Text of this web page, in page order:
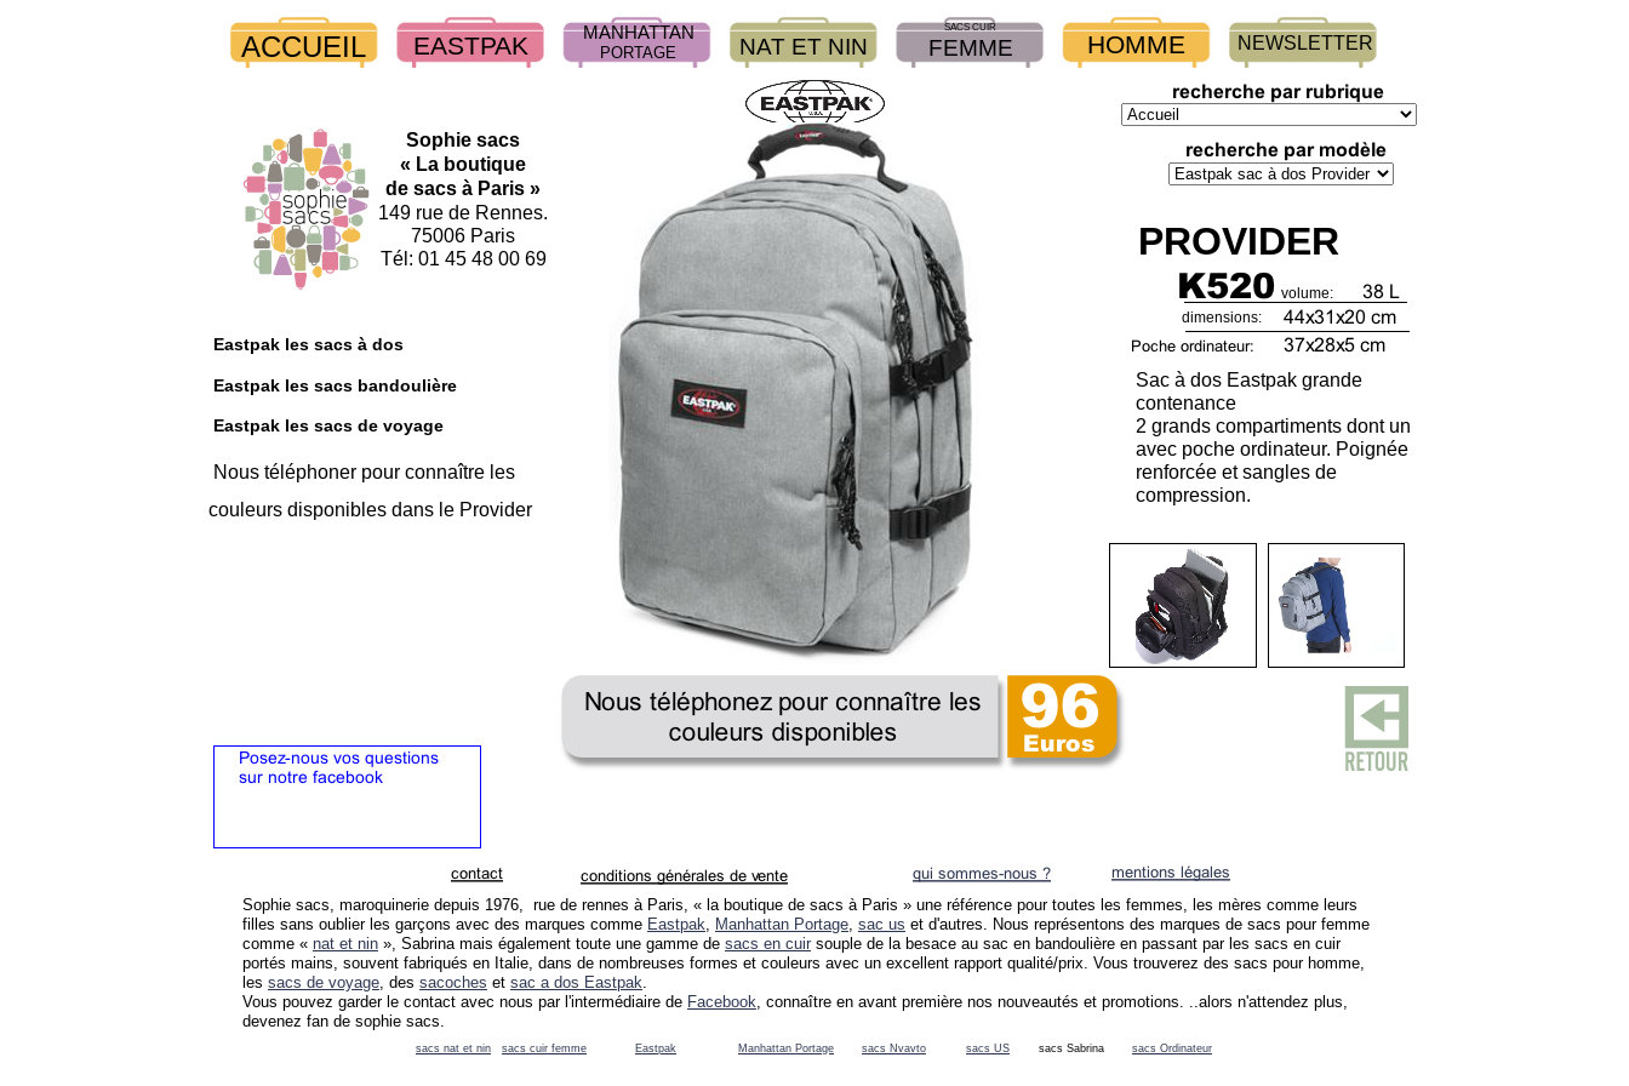
Sophie sacs, maroquinerie depuis 1976, rue de rennes à Paris, « la boutique de sacs à Paris » une référence pour toutes les femmes, les mères comme leurs
filles sans oublier les garçons avec des marques comme Eastpak, Manhattan Portage, sac us et d'autres. Nous représentons des marques de sacs pour femme
comme « nat et nin », Sabrina mais également toute une gamme de sacs en cuir souple de la besace au sac en bandoulière en passant par les sacs en cuir
portés mains, souvent fabriqués en Italie, dans de nombreuses formes et couleurs avec un excellent rapport qualité/prix. Vous trouverez des sacs pour homme,
les sacs de voyage, des sacoches et sac a dos Eastpak.
Vous pouvez garder le contact avec nous par l'intermédiaire de Facebook, connaître en avant première nos nouveautés et promotions. ..alors n'attendez plus,
devenez fan de sophie sacs.
sacs nat et nin sacs cuir femme Eastpak Manhattan Portage sacs Nvavto sacs US sacs Sabrina sacs Ordinateur
EASTPAK
ACCUEIL MANHATTAN
PORTAGE NAT ET NIN
SACS CUIR
FEMME HOMME NEWSLETTER
volume:
dimensions:
Eastpak les sacs à dos
Eastpak les sacs bandoulière
Eastpak les sacs de voyage
Sophie sacs
« La boutique
de sacs à Paris »
149 rue de Rennes.
75006 Paris
Tél: 01 45 48 00 69
Sac à dos Eastpak grande
contenance
2 grands compartiments dont un
avec poche ordinateur. Poignée
renforcée et sangles de
compression.
Nous téléphoner pour connaître les
couleurs disponibles dans le Provider
PROVIDER